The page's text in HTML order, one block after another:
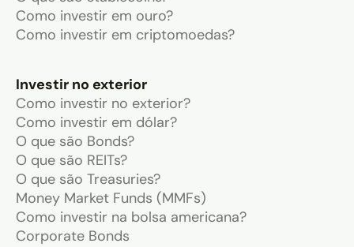
Como investir em ouro?
Como investir em criptomoedas?
Investir no exterior
Como investir no exterior?
Como investir em dólar?
O que são Bonds?
O que são REITs?
O que são Treasuries?
Money Market Funds (MMFs)
Como investir na bolsa americana?
Corporate Bonds